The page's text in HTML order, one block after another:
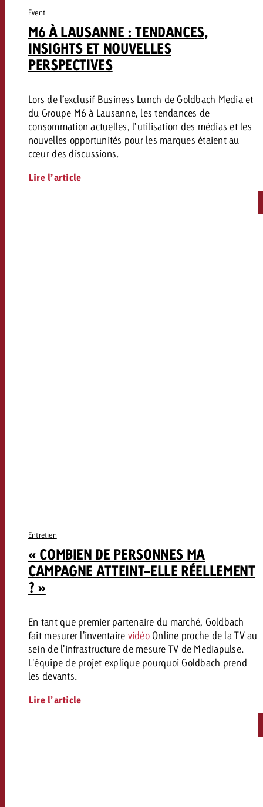
Event
M6 À LAUSANNE : TENDANCES,
INSIGHTS ET NOUVELLES
PERSPECTIVES
Lors de l’exclusif Business Lunch de Goldbach Media et
du Groupe M6 à Lausanne, les tendances de
consommation actuelles, l’utilisation des médias et les
nouvelles opportunités pour les marques étaient au
cœur des discussions.
Lire l’article
Entretien
« COMBIEN DE PERSONNES MA
CAMPAGNE ATTEINT-ELLE RÉELLEMENT
? »
En tant que premier partenaire du marché, Goldbach
fait mesurer l'inventaire vidéoOnline proche de la TV au
sein de l'infrastructure de mesure TV de Mediapulse.
L'équipe de projet explique pourquoi Goldbach prend
les devants.
Lire l’article